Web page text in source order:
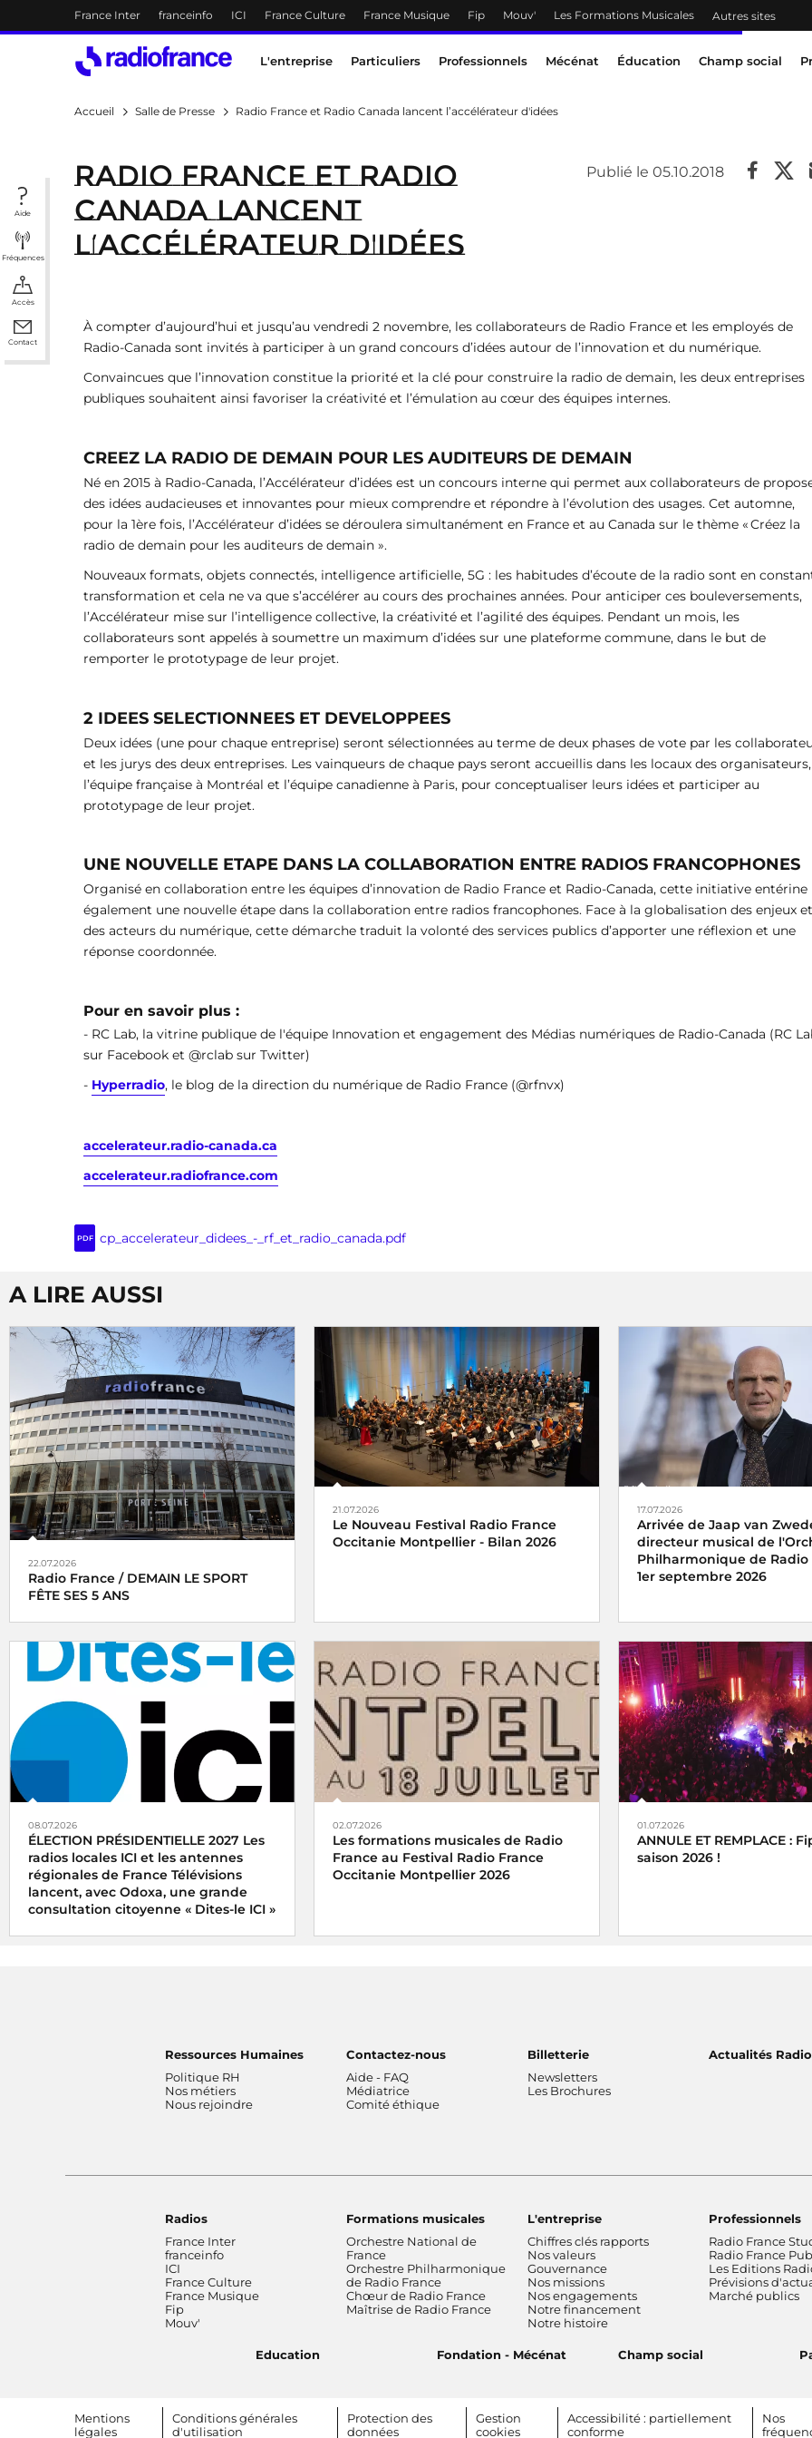
Accès direct :
Menu principal
France Inter franceinfo ICI France Culture France Musique Fip Mouv' Les Formations Musicales Autres sites
Menu principal
L'entreprise Particuliers Professionnels Mécénat Éducation Champ social
Aide
Fréquences
Accès
Contact
Accueil Salle de Presse Radio France et Radio Canada lancent l’accélérateur d'idées
Radio France et Radio
Canada lancent
l’accélérateur d'idées
Publié le 05.10.2018
À compter d’aujourd’hui et jusqu’au vendredi 2 novembre, les collaborateurs de Radio France et les employés de
Radio-Canada sont invités à participer à un grand concours d’idées autour de l’innovation et du numérique.
Convaincues que l’innovation constitue la priorité et la clé pour construire la radio de demain, les deux entreprises
publiques souhaitent ainsi favoriser la créativité et l’émulation au cœur des équipes internes.
CREEZ LA RADIO DE DEMAIN POUR LES AUDITEURS DE DEMAIN
Né en 2015 à Radio-Canada, l’Accélérateur d’idées est un concours interne qui permet aux collaborateurs de
des idées audacieuses et innovantes pour mieux comprendre et répondre à l’évolution des usages. Cet automne,
pour la 1ère fois, l’Accélérateur d’idées se déroulera simultanément en France et au Canada sur le thème « Créez la
radio de demain pour les auditeurs de demain ».
Nouveaux formats, objets connectés, intelligence artificielle, 5G : les habitudes d’écoute de la radio sont en
transformation et cela ne va que s’accélérer au cours des prochaines années. Pour anticiper ces bouleversements,
l’Accélérateur mise sur l’intelligence collective, la créativité et l’agilité des équipes. Pendant un mois, les
collaborateurs sont appelés à soumettre un maximum d’idées sur une plateforme commune, dans le but de
remporter le prototypage de leur projet.
2 IDEES SELECTIONNEES ET DEVELOPPEES
Deux idées (une pour chaque entreprise) seront sélectionnées au terme de deux phases de vote par les
et les jurys des deux entreprises. Les vainqueurs de chaque pays seront accueillis dans les locaux des organisateurs,
l’équipe française à Montréal et l’équipe canadienne à Paris, pour conceptualiser leurs idées et participer au
prototypage de leur projet.
UNE NOUVELLE ETAPE DANS LA COLLABORATION ENTRE RADIOS FRANCOPHONES
Organisé en collaboration entre les équipes d’innovation de Radio France et Radio-Canada, cette initiative entérine
également une nouvelle étape dans la collaboration entre radios francophones. Face à la globalisation des enjeux et
des acteurs du numérique, cette démarche traduit la volonté des services publics d’apporter une réflexion et une
réponse coordonnée.
Pour en savoir plus :
- RC Lab, la vitrine publique de l'équipe Innovation et engagement des Médias numériques de Radio-Canada (RC
sur Facebook et @rclab sur Twitter)
- Hyperradio, le blog de la direction du numérique de Radio France (@rfnvx)
accelerateur.radio-canada.ca
accelerateur.radiofrance.com
PDF cp_accelerateur_didees_-_rf_et_radio_canada.pdf
A LIRE AUSSI
22.07.2026
Radio France / DEMAIN LE SPORT
FÊTE SES 5 ANS
21.07.2026
Le Nouveau Festival Radio France
Occitanie Montpellier - Bilan 2026
17.07.2026
Arrivée de Jaap van
directeur musical de
Philharmonique de Radio
1er septembre 2026
08.07.2026
ÉLECTION PRÉSIDENTIELLE 2027 Les
radios locales ICI et les antennes
régionales de France Télévisions
lancent, avec Odoxa, une grande
consultation citoyenne « Dites-le ICI »
02.07.2026
Les formations musicales de Radio
France au Festival Radio France
Occitanie Montpellier 2026
01.07.2026
ANNULE ET REMPLACE :
saison 2026 !
Ressources Humaines
Politique RH
Nos métiers
Nous rejoindre
Contactez-nous
Aide - FAQ
Médiatrice
Comité éthique
Billetterie
Newsletters
Les Brochures
Actualités
Radios
France Inter
franceinfo
ICI
France Culture
France Musique
Fip
Mouv'
Formations musicales
Orchestre National de
France
Orchestre Philharmonique
de Radio France
Chœur de Radio France
Maîtrise de Radio France
L'entreprise
Chiffres clés rapports
Nos valeurs
Gouvernance
Nos missions
Nos engagements
Notre financement
Notre histoire
Professionnels
Radio France
Radio France
Les Editions
Prévisions
Marché publics
Education Fondation - Mécénat Champ social
Footer bottom
Mentions
légales
Conditions générales
d'utilisation
Protection des
données
Gestion
cookies
Accessibilité : partiellement
conforme
Nos